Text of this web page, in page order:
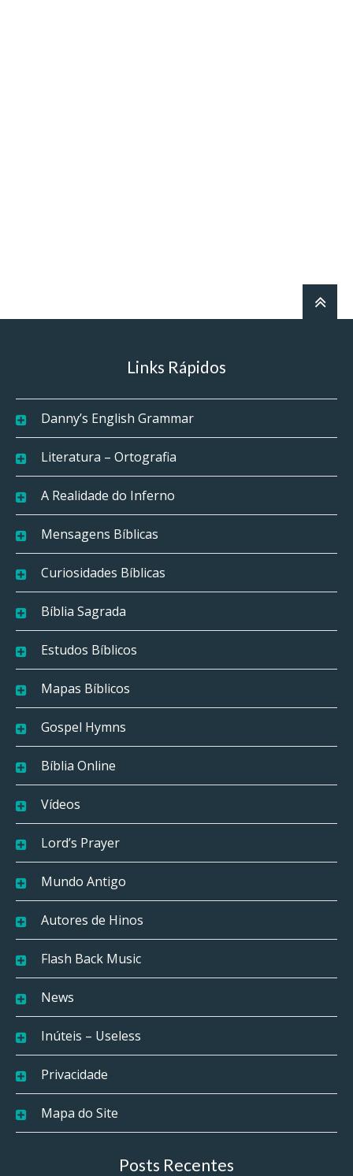
Links Rápidos
Danny’s English Grammar
Literatura – Ortografia
A Realidade do Inferno
Mensagens Bíblicas
Curiosidades Bíblicas
Bíblia Sagrada
Estudos Bíblicos
Mapas Bíblicos
Gospel Hymns
Bíblia Online
Vídeos
Lord’s Prayer
Mundo Antigo
Autores de Hinos
Flash Back Music
News
Inúteis – Useless
Privacidade
Mapa do Site
Posts Recentes